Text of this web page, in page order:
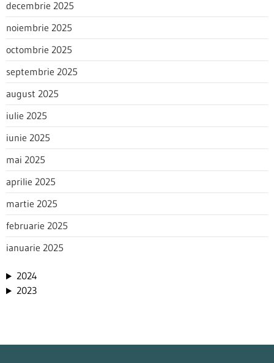
decembrie 2025
noiembrie 2025
octombrie 2025
septembrie 2025
august 2025
iulie 2025
iunie 2025
mai 2025
aprilie 2025
martie 2025
februarie 2025
ianuarie 2025
2024
2023